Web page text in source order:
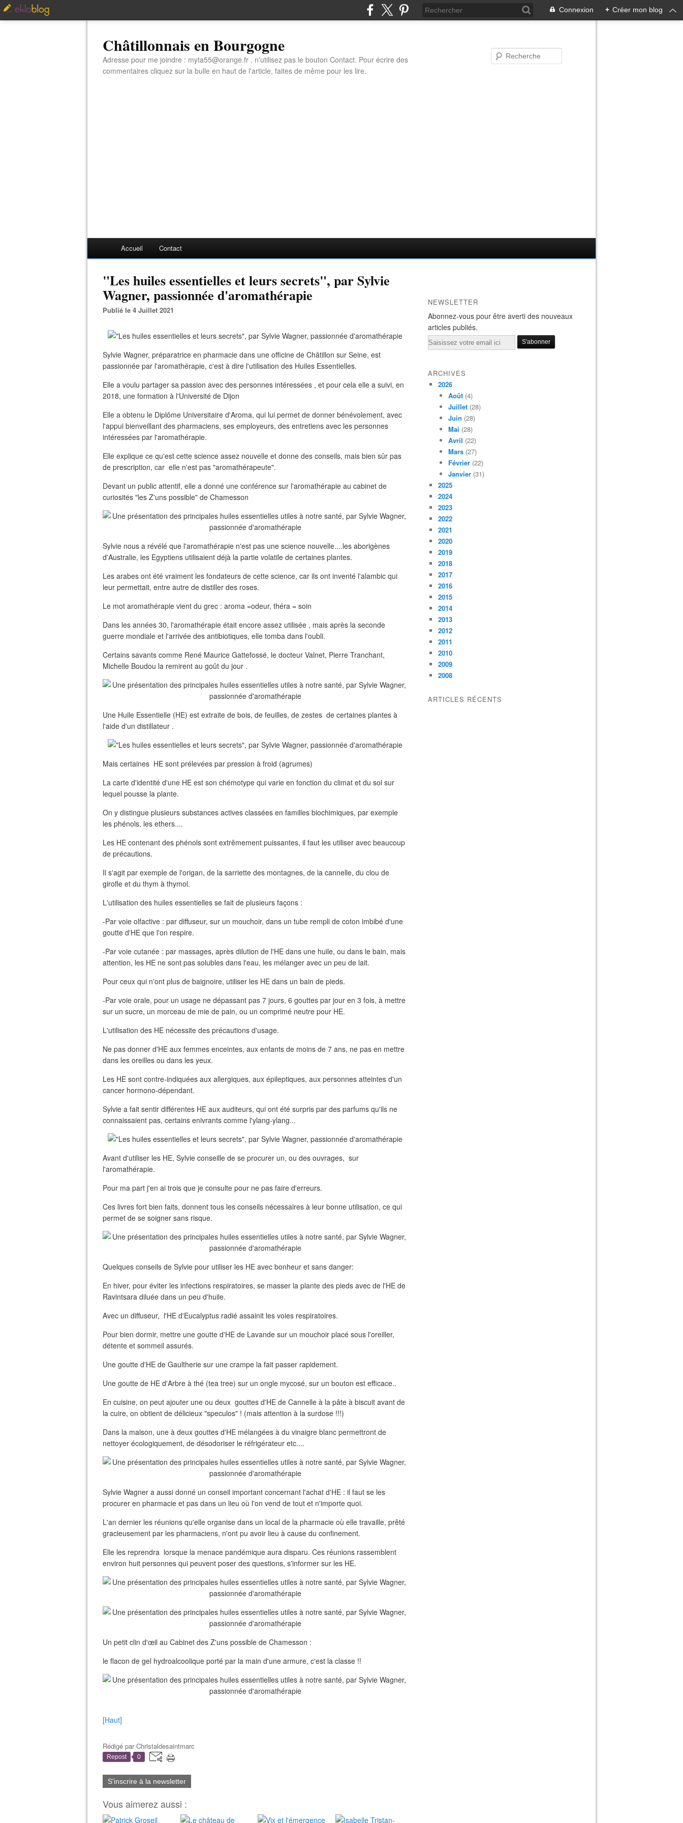
Connexion + Créer mon blog
Châtillonnais en Bourgogne
Adresse pour me joindre : myta55@orange.fr , n'utilisez pas le bouton Contact. Pour écrire des
commentaires cliquez sur la bulle en haut de l'article, faites de même pour les lire.
Accueil Contact
"Les huiles essentielles et leurs secrets", par Sylvie
Wagner, passionnée d'aromathérapie
Publié le 4 Juillet 2021
Sylvie Wagner, préparatrice en pharmacie dans une officine de Châtillon sur Seine, est
passionnée par l'aromathérapie, c'est à dire l'utilisation des Huiles Essentielles.
Elle a voulu partager sa passion avec des personnes intéressées , et pour cela elle a suivi, en
2018, une formation à l'Université de Dijon
Elle a obtenu le Diplôme Universitaire d'Aroma, qui lui permet de donner bénévolement, avec
l'appui bienveillant des pharmaciens, ses employeurs, des entretiens avec les personnes
intéressées par l'aromathérapie.
Elle explique ce qu'est cette science assez nouvelle et donne des conseils, mais bien sûr pas
de prescription, car elle n'est pas "aromathérapeute".
Devant un public attentif, elle a donné une conférence sur l'aromathérapie au cabinet de
curiosités "les Z'uns possible" de Chamesson
Sylvie nous a révélé que l'aromathérapie n'est pas une science nouvelle....les aborigènes
d'Australie, les Egyptiens utilisaient déjà la partie volatile de certaines plantes.
Les arabes ont été vraiment les fondateurs de cette science, car ils ont inventé l'alambic qui
leur permettait, entre autre de distiller des roses.
Le mot aromathérapie vient du grec : aroma =odeur, théra = soin
Dans les années 30, l'aromathérapie était encore assez utilisée , mais après la seconde
guerre mondiale et l'arrivée des antibiotiques, elle tomba dans l'oubli.
Certains savants comme René Maurice Gattefossé, le docteur Valnet, Pierre Tranchant,
Michelle Boudou la remirent au goût du jour .
Une Huile Essentielle (HE) est extraite de bois, de feuilles, de zestes de certaines plantes à
l'aide d'un distillateur .
Mais certaines HE sont prélevées par pression à froid (agrumes)
La carte d'identité d'une HE est son chémotype qui varie en fonction du climat et du sol sur
lequel pousse la plante.
On y distingue plusieurs substances actives classées en familles biochimiques, par exemple
les phénols, les ethers....
Les HE contenant des phénols sont extrêmement puissantes, il faut les utiliser avec beaucoup
de précautions.
Il s'agit par exemple de l'origan, de la sarriette des montagnes, de la cannelle, du clou de
girofle et du thym à thymol.
L'utilisation des huiles essentielles se fait de plusieurs façons :
-Par voie olfactive : par diffuseur, sur un mouchoir, dans un tube rempli de coton imbibé d'une
goutte d'HE que l'on respire.
-Par voie cutanée : par massages, après dilution de l'HE dans une huile, ou dans le bain, mais
attention, les HE ne sont pas solubles dans l'eau, les mélanger avec un peu de lait.
Pour ceux qui n'ont plus de baignoire, utiliser les HE dans un bain de pieds.
-Par voie orale, pour un usage ne dépassant pas 7 jours, 6 gouttes par jour en 3 fois, à mettre
sur un sucre, un morceau de mie de pain, ou un comprimé neutre pour HE.
L'utilisation des HE nécessite des précautions d'usage.
Ne pas donner d'HE aux femmes enceintes, aux enfants de moins de 7 ans, ne pas en mettre
dans les oreilles ou dans les yeux.
Les HE sont contre-indiquées aux allergiques, aux épileptiques, aux personnes atteintes d'un
cancer hormono-dépendant.
Sylvie a fait sentir différentes HE aux auditeurs, qui ont été surpris par des parfums qu'ils ne
connaissaient pas, certains enivrants comme l'ylang-ylang...
Avant d'utiliser les HE, Sylvie conseille de se procurer un, ou des ouvrages, sur
l'aromathérapie.
Pour ma part j'en ai trois que je consulte pour ne pas faire d'erreurs.
Ces livres fort bien faits, donnent tous les conseils nécessaires à leur bonne utilisation, ce qui
permet de se soigner sans risque.
Quelques conseils de Sylvie pour utiliser les HE avec bonheur et sans danger:
En hiver, pour éviter les infections respiratoires, se masser la plante des pieds avec de l'HE de
Ravintsara diluée dans un peu d'huile.
Avec un diffuseur, l'HE d'Eucalyptus radié assainit les voies respiratoires.
Pour bien dormir, mettre une goutte d'HE de Lavande sur un mouchoir placé sous l'oreiller,
détente et sommeil assurés.
Une goutte d'HE de Gaultherie sur une crampe la fait passer rapidement.
Une goutte de HE d'Arbre à thé (tea tree) sur un ongle mycosé, sur un bouton est efficace..
En cuisine, on peut ajouter une ou deux gouttes d'HE de Cannelle à la pâte à biscuit avant de
la cuire, on obtient de délicieux "speculos" ! (mais attention à la surdose !!!)
Dans la maison, une à deux gouttes d'HE mélangées à du vinaigre blanc permettront de
nettoyer écologiquement, de désodoriser le réfrigérateur etc....
Sylvie Wagner a aussi donné un conseil important concernant l'achat d'HE : il faut se les
procurer en pharmacie et pas dans un lieu où l'on vend de tout et n'importe quoi.
L'an dernier les réunions qu'elle organise dans un local de la pharmacie où elle travaille, prêté
gracieusement par les pharmaciens, n'ont pu avoir lieu à cause du confinement.
Elle les reprendra lorsque la menace pandémique aura disparu. Ces réunions rassemblent
environ huit personnes qui peuvent poser des questions, s'informer sur les HE.
Un petit clin d'œil au Cabinet des Z'uns possible de Chamesson :
le flacon de gel hydroalcoolique porté par la main d'une armure, c'est la classe !!
[Haut]
Rédigé parChristaldesaintmarc
Repost 0
S'inscrire à la newsletter
Vous aimerez aussi :
NEWSLETTER
Abonnez-vous pour être averti des nouveaux
articles publiés.
Email
ARCHIVES
2026
Août (4)
Juillet (28)
Juin (28)
Mai (28)
Avril (22)
Mars (27)
Février (22)
Janvier (31)
2025
2024
2023
2022
2021
2020
2019
2018
2017
2016
2015
2014
2013
2012
2011
2010
2009
2008
ARTICLES RÉCENTS